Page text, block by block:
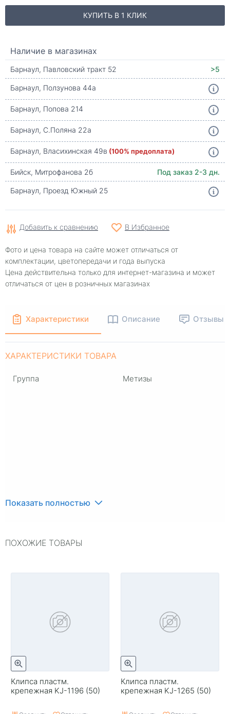
КУПИТЬ В 1 КЛИК
Наличие в магазинах
Барнаул, Павловский тракт 52
>5
Барнаул, Ползунова 44а
Барнаул, Попова 214
Барнаул, С.Поляна 22а
Барнаул, Власихинская 49в (100% предоплата)
Бийск, Митрофанова 2б
Под заказ 2-3 дн.
Барнаул, Проезд Южный 25
Добавить к сравнению В Избранное
Фото и цена товара на сайте может отличаться от
комплектации, цветопередачи и года выпуска
Цена действительна только для интернет-магазина и может
отличаться от цен в розничных магазинах
Характеристики Описание Отзывы
ХАРАКТЕРИСТИКИ ТОВАРА
Группа Метизы
Показать полностью
ПОХОЖИЕ ТОВАРЫ
Клипса пластм.
крепежная KJ-1196 (50)
Клипса пластм.
крепежная KJ-1265 (50)